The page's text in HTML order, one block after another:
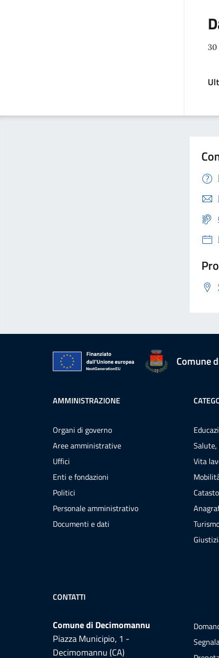
30
Comune
AMMINISTRAZIONE
Organi di governo
Aree amministrative
Uffici
Enti e fondazioni
Politici
Personale amministrativo
Documenti e dati
Salute,
Vita
CONTATTI
Comune di Decimomannu
Piazza Municipio, 1 -
Decimomannu (CA)